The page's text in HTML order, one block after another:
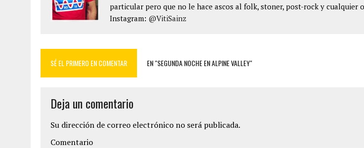
particular pero que no le hace ascos al folk, stoner, post-rock y cualquier
Instagram: @VitiSainz
SÉ EL PRIMERO EN COMENTAR EN "SEGUNDA NOCHE EN ALPINE VALLEY"
Deja un comentario
Su dirección de correo electrónico no será publicada.
Comentario